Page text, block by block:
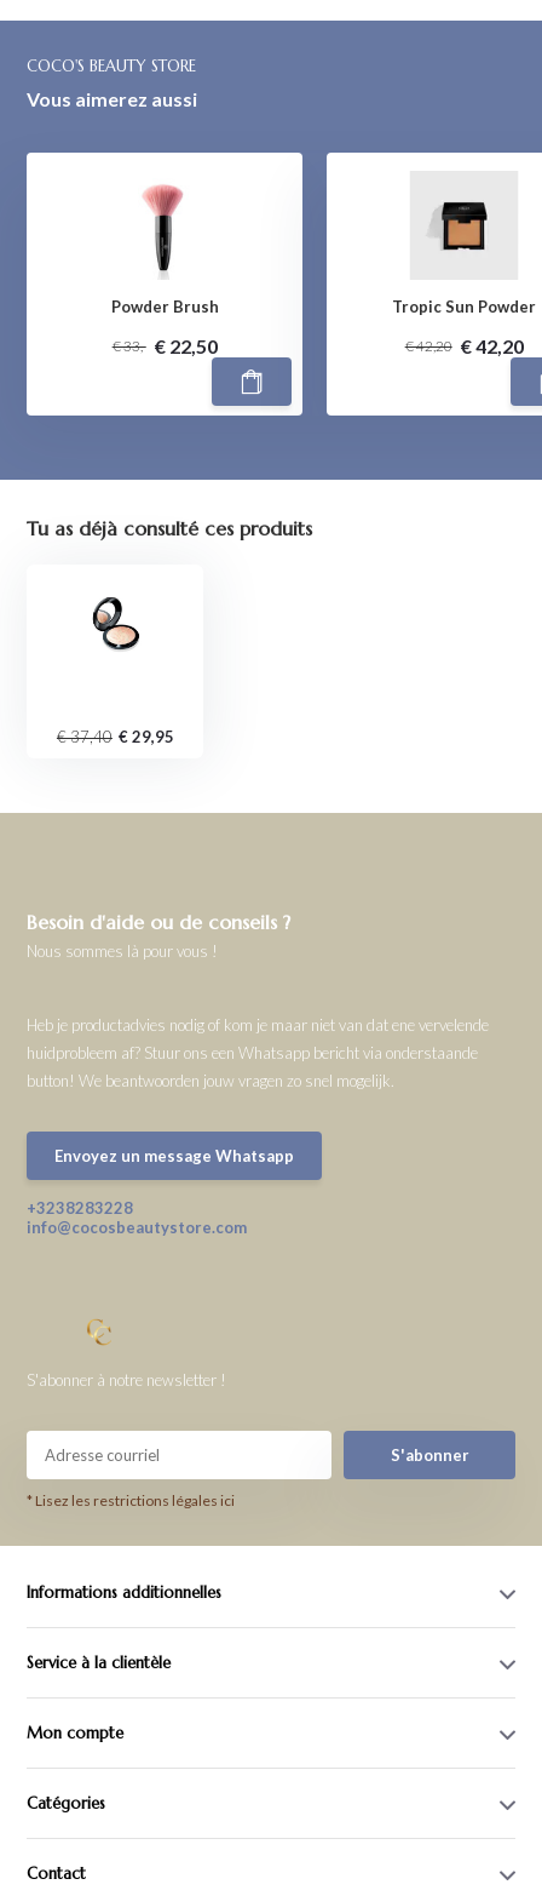
COCO'S BEAUTY STORE
Vous aimerez aussi
Powder Brush
€ 33,- € 22,50
Tropic Sun Powder
€ 42,20 € 42,20
Tu as déjà consulté ces produits
€ 37,40 € 29,95
Besoin d'aide ou de conseils ?
Nous sommes là pour vous !
Heb je productadvies nodig of kom je maar niet van dat ene vervelende
huidprobleem af? Stuur ons een Whatsapp bericht via onderstaande
button! We beantwoorden jouw vragen zo snel mogelijk.
Envoyez un message Whatsapp
+3238283228
info@cocosbeautystore.com
S'abonner à notre newsletter !
S'abonner
* Lisez les restrictions légales ici
Informations additionnelles
Service à la clientèle
Mon compte
Catégories
Contact